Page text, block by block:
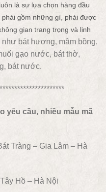
là sự lựa chọn hàng đầu
gồm những gì, phải được
gian trang trọng và linh
bát hương, mâm bồng,
gạo nước, bát thờ,
bát nước.
yêu cầu, nhiều mẫu mã
Tràng – Gia Lâm – Hà
Hồ – Hà Nội